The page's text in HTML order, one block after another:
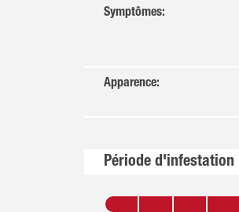
Symptômes:
Apparence:
Période d'infestation